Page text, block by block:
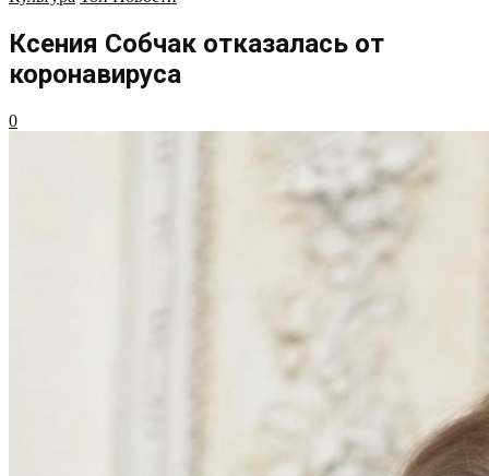
Ксения Собчак отказалась от
коронавируса
0